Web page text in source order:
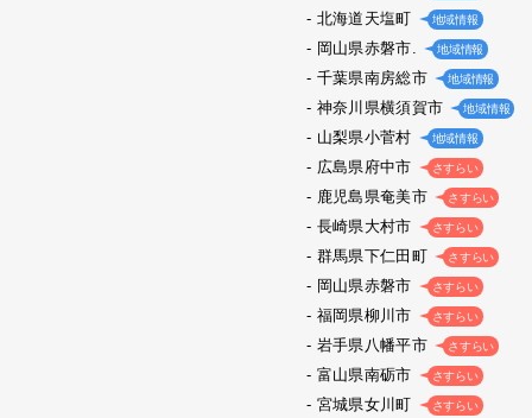
北海道天塩町 地域情報
岡山県赤磐市. 地域情報
千葉県南房総市 地域情報
神奈川県横須賀市 地域情報
山梨県小菅村 地域情報
広島県府中市 さすらい
鹿児島県奄美市 さすらい
長崎県大村市 さすらい
群馬県下仁田町 さすらい
岡山県赤磐市 さすらい
福岡県柳川市 さすらい
岩手県八幡平市 さすらい
富山県南砺市 さすらい
宮城県女川町 さすらい